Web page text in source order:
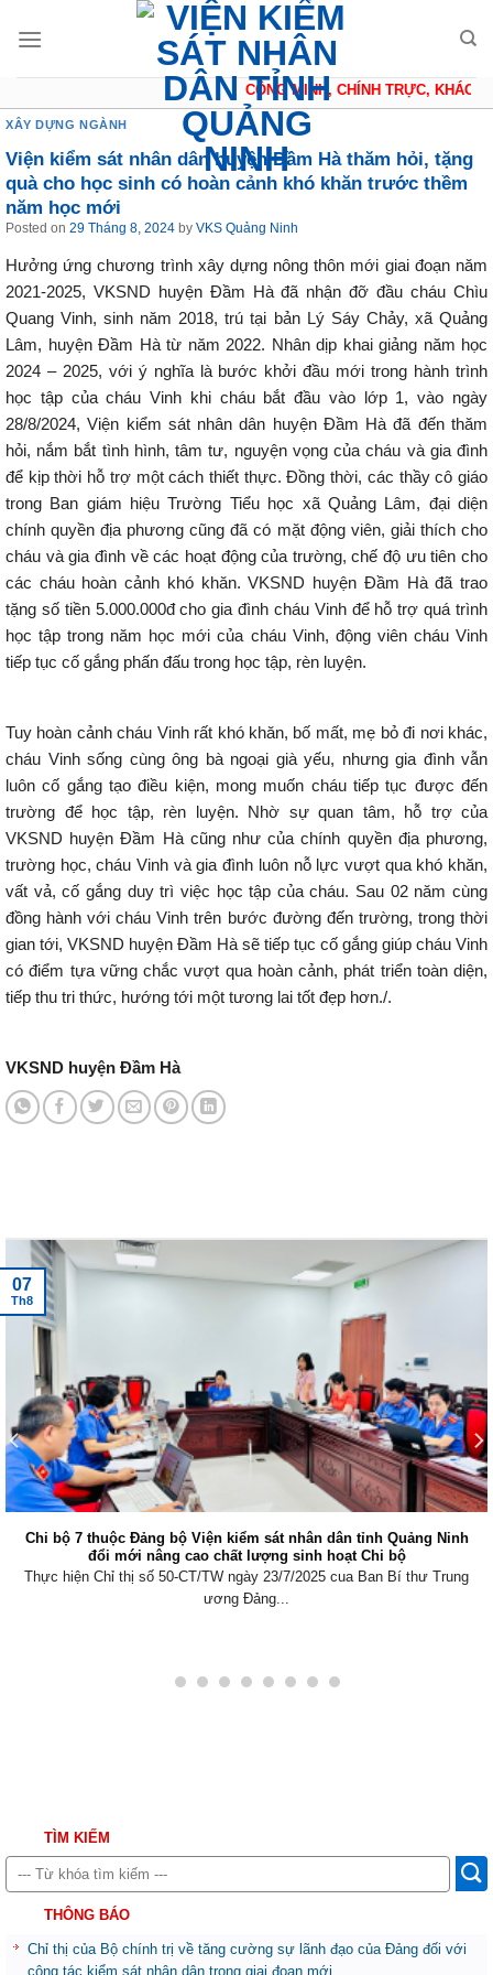
CÔNG MINH, CHÍNH TRỰC, KHÁCH
XÂY DỰNG NGÀNH
Viện kiểm sát nhân dân huyện Đầm Hà thăm hỏi, tặng
quà cho học sinh có hoàn cảnh khó khăn trước thềm
năm học mới
Posted on 29 Tháng 8, 2024 by VKS Quảng Ninh
Hưởng ứng chương trình xây dựng nông thôn mới giai đoạn năm
2021-2025, VKSND huyện Đầm Hà đã nhận đỡ đầu cháu Chìu
Quang Vinh, sinh năm 2018, trú tại bản Lý Sáy Chảy, xã Quảng
Lâm, huyện Đầm Hà từ năm 2022. Nhân dịp khai giảng năm học
2024 – 2025, với ý nghĩa là bước khởi đầu mới trong hành trình
học tập của cháu Vinh khi cháu bắt đầu vào lớp 1, vào ngày
28/8/2024, Viện kiểm sát nhân dân huyện Đầm Hà đã đến thăm
hỏi, nắm bắt tình hình, tâm tư, nguyện vọng của cháu và gia đình
để kịp thời hỗ trợ một cách thiết thực. Đồng thời, các thầy cô giáo
trong Ban giám hiệu Trường Tiểu học xã Quảng Lâm, đại diện
chính quyền địa phương cũng đã có mặt động viên, giải thích cho
cháu và gia đình về các hoạt động của trường, chế độ ưu tiên cho
các cháu hoàn cảnh khó khăn. VKSND huyện Đầm Hà đã trao
tặng số tiền 5.000.000đ cho gia đình cháu Vinh để hỗ trợ quá trình
học tập trong năm học mới của cháu Vinh, động viên cháu Vinh
tiếp tục cố gắng phấn đấu trong học tập, rèn luyện.
Tuy hoàn cảnh cháu Vinh rất khó khăn, bố mất, mẹ bỏ đi nơi khác,
cháu Vinh sống cùng ông bà ngoại già yếu, nhưng gia đình vẫn
luôn cố gắng tạo điều kiện, mong muốn cháu tiếp tục được đến
trường để học tập, rèn luyện. Nhờ sự quan tâm, hỗ trợ của
VKSND huyện Đầm Hà cũng như của chính quyền địa phương,
trường học, cháu Vinh và gia đình luôn nỗ lực vượt qua khó khăn,
vất vả, cố gắng duy trì việc học tập của cháu. Sau 02 năm cùng
đồng hành với cháu Vinh trên bước đường đến trường, trong thời
gian tới, VKSND huyện Đầm Hà sẽ tiếp tục cố gắng giúp cháu Vinh
có điểm tựa vững chắc vượt qua hoàn cảnh, phát triển toàn diện,
tiếp thu tri thức, hướng tới một tương lai tốt đẹp hơn./.
VKSND huyện Đầm Hà
Chi bộ 7 thuộc Đảng bộ Viện kiểm sát nhân dân tỉnh Quảng Ninh
đổi mới nâng cao chất lượng sinh hoạt Chi bộ
Thực hiện Chỉ thị số 50-CT/TW ngày 23/7/2025 cua Ban Bí thư Trung
ương Đảng...
07
Th8
TÌM KIẾM
THÔNG BÁO
Chỉ thị của Bộ chính trị về tăng cường sự lãnh đạo của Đảng đối với
công tác kiểm sát nhân dân trong giai đoạn mới